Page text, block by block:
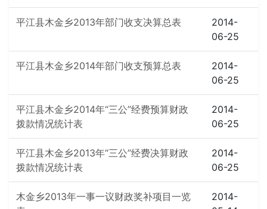
平江县木金乡2013年部门收支决算总表
2014-
06-25
平江县木金乡2014年部门收支预算总表
2014-
06-25
平江县木金乡2014年“三公”经费预算财政
拨款情况统计表
2014-
06-25
平江县木金乡2013年“三公”经费决算财政
拨款情况统计表
2014-
06-25
木金乡2013年一事一议财政奖补项目一览
2014-